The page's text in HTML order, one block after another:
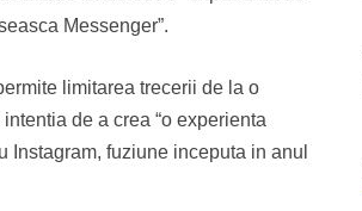
Messenger”.
limitarea trecerii de la o
de a crea “o experienta
Instagram, fuziune inceputa in anul